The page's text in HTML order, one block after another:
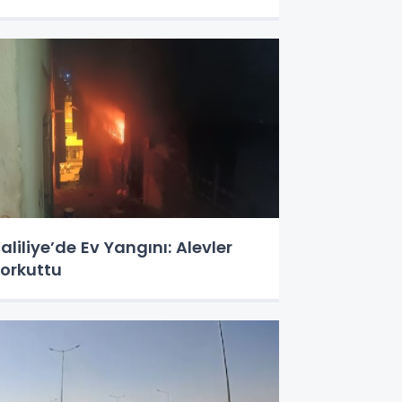
Ev Yangını: Alevler